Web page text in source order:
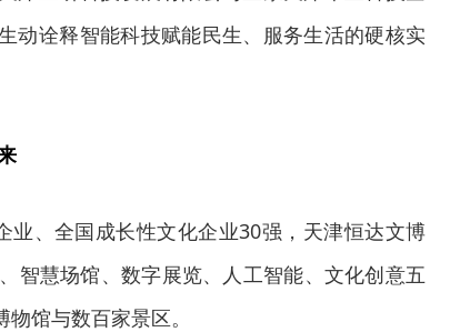
动诠释智能科技赋能民生、服务生活的硬核实
业、全国成长性文化企业30强，天津恒达文博
智慧场馆、数字展览、人工智能、文化创意五
馆与数百家景区。